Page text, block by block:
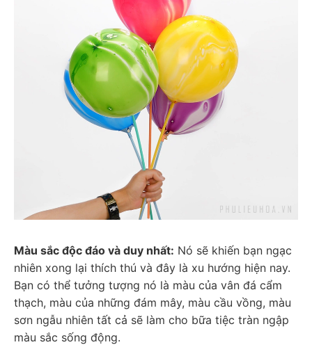
Màu sắc độc đáo và duy nhất: Nó sẽ khiến bạn ngạc
nhiên xong lại thích thú và đây là xu hướng hiện nay.
Bạn có thể tưởng tượng nó là màu của vân đá cẩm
thạch, màu của những đám mây, màu cầu vồng, màu
sơn ngẫu nhiên tất cả sẽ làm cho bữa tiệc tràn ngập
màu sắc sống động.